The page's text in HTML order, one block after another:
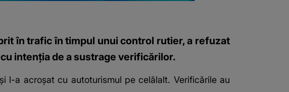
în trafic în timpul unui control rutier, a refuzat
intenţia de a sustrage verificărilor.
l-a acroşat cu autoturismul pe celălalt. Verificările au